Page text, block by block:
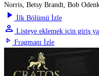
Norris, Betsy Brandt, Bob
play_arrow İlk Bölümü İzle
person Listeye eklemek için giriş
play_arrow Fragmanı İzle